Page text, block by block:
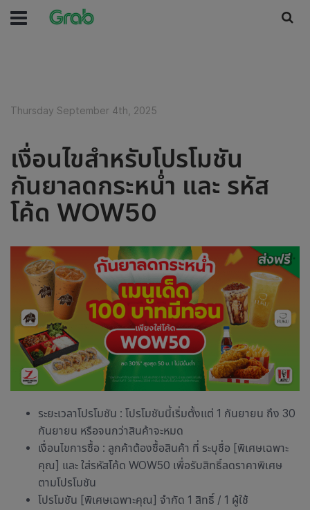
Thursday September 4th, 2025
เงื่อนไขสำหรับโปรโมชัน
กันยาลดกระหน่ำ และ รหัส
โค้ด WOW50
ระยะเวลาโปรโมชัน : โปรโมชันนี้เริ่มตั้งแต่ 1 กันยายน ถึง 30
กันยายน หรือจนกว่าสินค้าจะหมด
เงื่อนไขการซื้อ : ลูกค้าต้องซื้อสินค้า ที่ ระบุชื่อ [พิเศษเฉพาะ
คุณ] และ ใส่รหัสโค้ด WOW50 เพื่อรับสิทธิ์ลดราคาพิเศษ
ตามโปรโมชัน
โปรโมชัน [พิเศษเฉพาะคุณ] จำกัด 1 สิทธิ์ / 1 ผู้ใช้